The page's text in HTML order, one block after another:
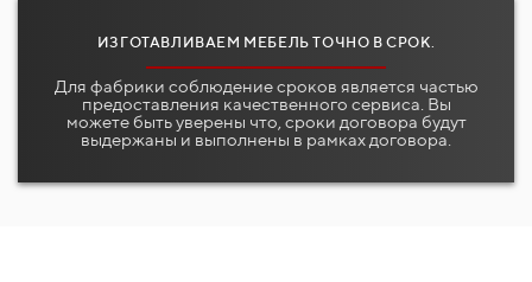
ИЗГОТАВЛИВАЕМ МЕБЕЛЬ ТОЧНО В СРОК.
Для фабрики соблюдение сроков является частью
предоставления качественного сервиса. Вы
можете быть уверены что, сроки договора будут
выдержаны и выполнены в рамках договора.